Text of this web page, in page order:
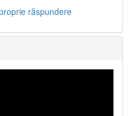
răspundere